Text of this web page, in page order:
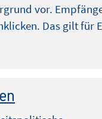
vor.
Das gilt für